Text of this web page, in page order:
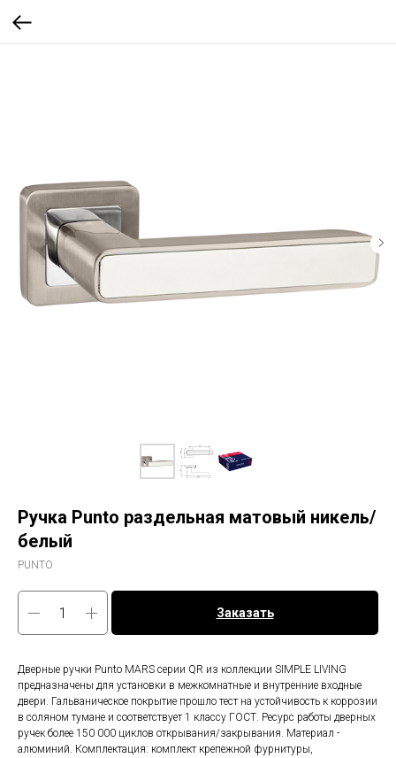
Ручка Punto раздельная матовый никель/
белый
PUNTO
Заказать
Дверные ручки Punto MARS серии QR из коллекции SIMPLE LIVING
предназначены для установки в межкомнатные и внутренние входные
двери. Гальваническое покрытие прошло тест на устойчивость к коррозии
в соляном тумане и соответствует 1 классу ГОСТ. Ресурс работы дверных
ручек более 150 000 циклов открывания/закрывания. Материал -
алюминий. Комплектация: комплект крепежной фурнитуры,